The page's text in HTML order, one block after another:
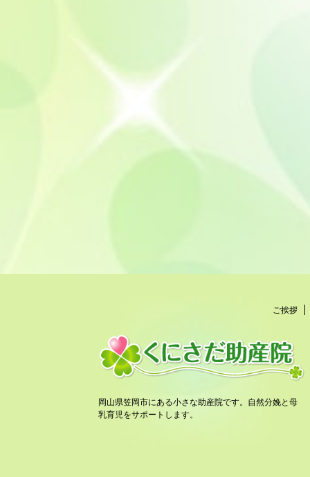
ご挨拶
岡山県笠岡市にある小さな助産院です。自然分娩と母
乳育児をサポートします。